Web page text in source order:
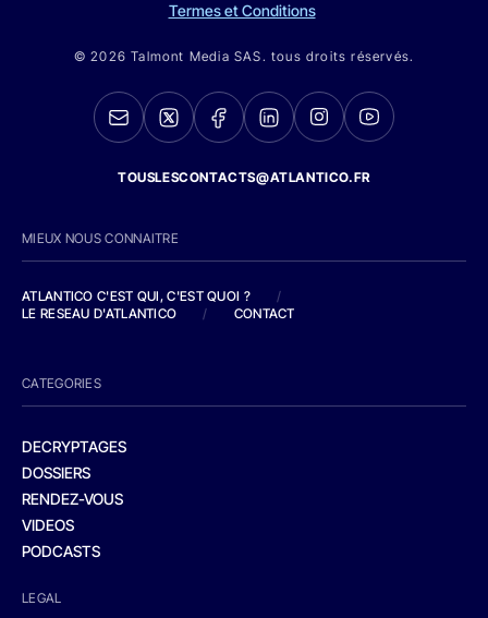
Termes et Conditions
© 2026 Talmont Media SAS. tous droits réservés.
TOUSLESCONTACTS@ATLANTICO.FR
MIEUX NOUS CONNAITRE
ATLANTICO C'EST QUI, C'EST QUOI ?
/
LE RESEAU D'ATLANTICO
/ CONTACT
CATEGORIES
DECRYPTAGES
DOSSIERS
RENDEZ-VOUS
VIDEOS
PODCASTS
LEGAL